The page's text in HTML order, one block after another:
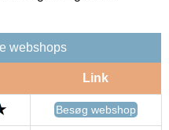
webshops
Link
Besøg webshop